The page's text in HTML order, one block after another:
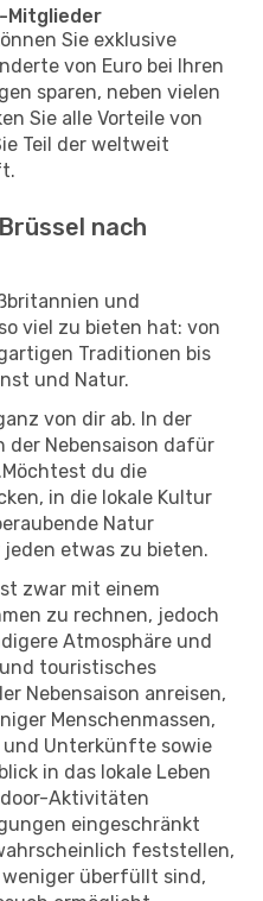
Mitglieder
Sie exklusive
von Euro bei Ihren
sparen, neben vielen
Sie alle Vorteile von
Teil der weltweit
nach
und
viel zu bieten hat: von
Traditionen bis
und Natur.
von dir ab. In der
der Nebensaison dafür
du die
in die lokale Kultur
Natur
etwas zu bieten.
zwar mit einem
zu rechnen, jedoch
Atmosphäre und
touristisches
Nebensaison anreisen,
Menschenmassen,
und Unterkünfte sowie
in das lokale Leben
Aktivitäten
eingeschränkt
feststellen,
überfüllt sind,